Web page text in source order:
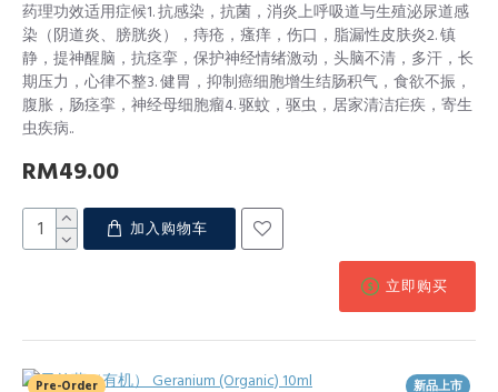
药理功效适用症候1. 抗感染，抗菌，消炎上呼吸道与生殖泌尿道感
染（阴道炎、膀胱炎），痔疮，瘙痒，伤口，脂漏性皮肤炎2. 镇
静，提神醒脑，抗痉挛，保护神经情绪激动，头脑不清，多汗，长
期压力，心律不整3. 健胃，抑制癌细胞增生结肠积气，食欲不振，
腹胀，肠痉挛，神经母细胞瘤4. 驱蚊，驱虫，居家清洁疟疾，寄生
虫疾病..
RM49.00
加入购物车
立即购买
新品上市
Pre-Order